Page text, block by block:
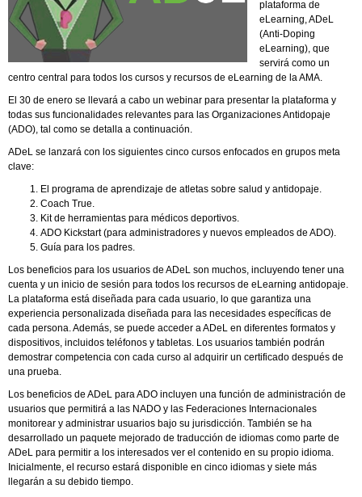
plataforma de
eLearning, ADeL
(Anti-Doping
eLearning), que
servirá como un
centro central para todos los cursos y recursos de eLearning de la AMA.
El 30 de enero se llevará a cabo un webinar para presentar la plataforma y
todas sus funcionalidades relevantes para las Organizaciones Antidopaje
(ADO), tal como se detalla a continuación.
ADeL se lanzará con los siguientes cinco cursos enfocados en grupos meta
clave:
El programa de aprendizaje de atletas sobre salud y antidopaje.
Coach True.
Kit de herramientas para médicos deportivos.
ADO Kickstart (para administradores y nuevos empleados de ADO).
Guía para los padres.
Los beneficios para los usuarios de ADeL son muchos, incluyendo tener una
cuenta y un inicio de sesión para todos los recursos de eLearning antidopaje.
La plataforma está diseñada para cada usuario, lo que garantiza una
experiencia personalizada diseñada para las necesidades específicas de
cada persona. Además, se puede acceder a ADeL en diferentes formatos y
dispositivos, incluidos teléfonos y tabletas. Los usuarios también podrán
demostrar competencia con cada curso al adquirir un certificado después de
una prueba.
Los beneficios de ADeL para ADO incluyen una función de administración de
usuarios que permitirá a las NADO y las Federaciones Internacionales
monitorear y administrar usuarios bajo su jurisdicción. También se ha
desarrollado un paquete mejorado de traducción de idiomas como parte de
ADeL para permitir a los interesados ​​ver el contenido en su propio idioma.
Inicialmente, el recurso estará disponible en cinco idiomas y siete más
llegarán a su debido tiempo.